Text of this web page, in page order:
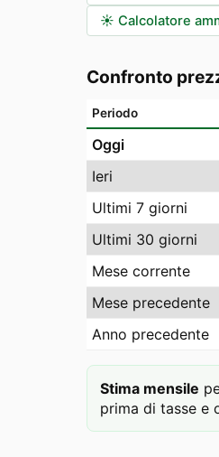
☀️ Calcolatore
Confronto
Periodo
Oggi
Ieri
Ultimi 7 giorni
Ultimi 30 giorni
Mese corrente
Mese precedente
Anno precedente
Stima mensile
prima di tasse e